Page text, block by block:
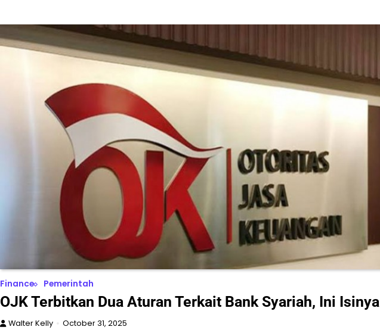
Finance Pemerintah
OJK Terbitkan Dua Aturan Terkait Bank Syariah, Ini Isinya
Walter Kelly October 31, 2025